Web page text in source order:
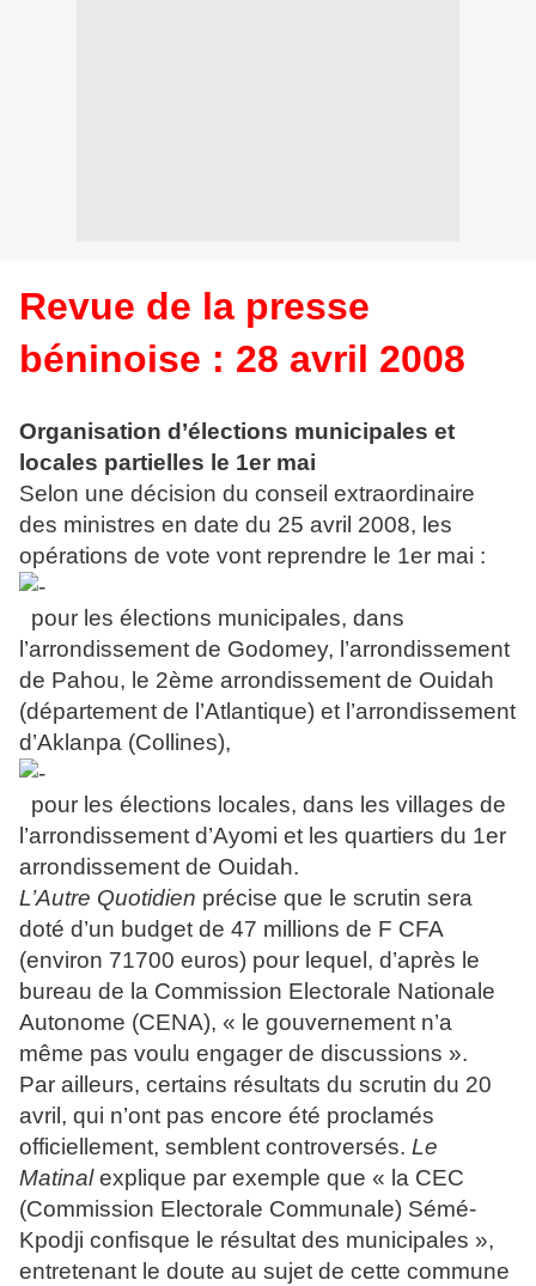
Revue de la presse
béninoise : 28 avril 2008
Organisation d’élections municipales et
locales partielles le 1er mai
Selon une décision du conseil extraordinaire
des ministres en date du 25 avril 2008, les
opérations de vote vont reprendre le 1er mai :
pour les élections municipales, dans
l’arrondissement de Godomey, l’arrondissement
de Pahou, le 2ème arrondissement de Ouidah
(département de l’Atlantique) et l’arrondissement
d’Aklanpa (Collines),
pour les élections locales, dans les villages de
l’arrondissement d’Ayomi et les quartiers du 1er
arrondissement de Ouidah.
L’Autre Quotidien précise que le scrutin sera
doté d’un budget de 47 millions de F CFA
(environ 71700 euros) pour lequel, d’après le
bureau de la Commission Electorale Nationale
Autonome (CENA), « le gouvernement n’a
même pas voulu engager de discussions ».
Par ailleurs, certains résultats du scrutin du 20
avril, qui n’ont pas encore été proclamés
officiellement, semblent controversés. Le
Matinalexplique par exemple que « la CEC
(Commission Electorale Communale) Sémé-
Kpodji confisque le résultat des municipales »,
entretenant le doute au sujet de cette commune